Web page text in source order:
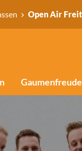
Open Air